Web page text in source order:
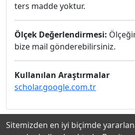
ters madde yoktur.
Ölçek Değerlendirmesi:
bize mail gönderebilirsiniz.
Kullanılan Araştırmalar
scholar.google.com.tr
Sitemizden en iyi biçimde